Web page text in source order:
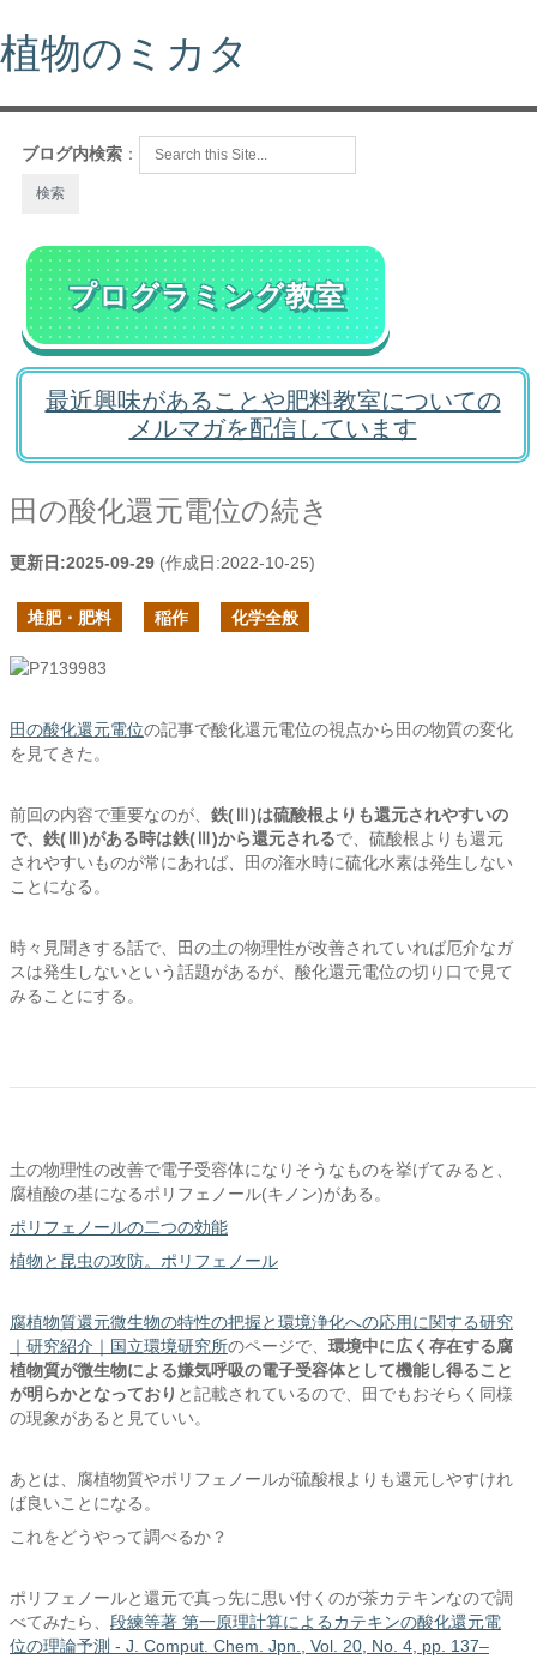
植物のミカタ
ブログ内検索 ：
プログラミング教室
最近興味があることや肥料教室についての
メルマガを配信しています
田の酸化還元電位の続き
更新日:2025-09-29 (作成日:2022-10-25)
堆肥・肥料 稲作 化学全般
田の酸化還元電位の記事で酸化還元電位の視点から田の物質の変化
を見てきた。
前回の内容で重要なのが、 鉄(Ⅲ)は硫酸根よりも還元されやすいの
で、鉄(Ⅲ)がある時は鉄(Ⅲ)から還元されるで、硫酸根よりも還元
されやすいものが常にあれば、田の潅水時に硫化水素は発生しない
ことになる。
時々見聞きする話で、田の土の物理性が改善されていれば厄介なガ
スは発生しないという話題があるが、酸化還元電位の切り口で見て
みることにする。
土の物理性の改善で電子受容体になりそうなものを挙げてみると、
腐植酸の基になるポリフェノール(キノン)がある。
ポリフェノールの二つの効能
植物と昆虫の攻防。ポリフェノール
腐植物質還元微生物の特性の把握と環境浄化への応用に関する研究
｜研究紹介｜国立環境研究所のページで、 環境中に広く存在する腐
植物質が微生物による嫌気呼吸の電子受容体として機能し得ること
が明らかとなっており と記載されているので、田でもおそらく同様
の現象があると見ていい。
あとは、腐植物質やポリフェノールが硫酸根よりも還元しやすけれ
ば良いことになる。
これをどうやって調べるか？
ポリフェノールと還元で真っ先に思い付くのが茶カテキンなので調
べてみたら、 段練等著 第一原理計算によるカテキンの酸化還元電
位の理論予測 - J. Comput. Chem. Jpn., Vol. 20, No. 4, pp. 137–